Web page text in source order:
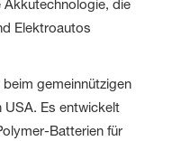
Akkutechnologie, die
Elektroautos
gemeinnützigen
Es entwickelt
Batterien für